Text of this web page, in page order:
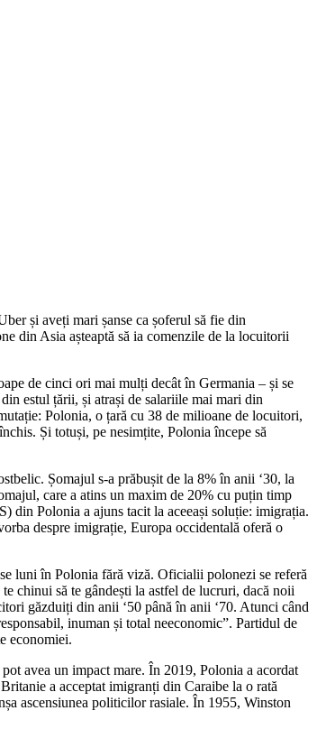
și aveți mari șanse ca șoferul să fie din
din Asia așteaptă să ia comenzile de la locuitorii
de cinci ori mai mulți decât în Germania – și se
estul țării, și atrași de salariile mai mari din
Polonia, o țară cu 38 de milioane de locuitori,
Și totuși, pe nesimțite, Polonia începe să
Șomajul s-a prăbușit de la 8% în anii ‘30, la
care a atins un maxim de 20% cu puțin timp
din Polonia a ajuns tacit la aceeași soluție: imigrația.
despre imigrație, Europa occidentală oferă o
luni în Polonia fără viză. Oficialii polonezi se referă
chinui să te gândești la astfel de lucruri, dacă noii
găzduiți din anii ‘50 până în anii ‘70. Atunci când
inuman și total neeconomic”. Partidul de
economiei.
avea un impact mare. În 2019, Polonia a acordat
a acceptat imigranți din Caraibe la o rată
ascensiunea politicilor rasiale. În 1955, Winston